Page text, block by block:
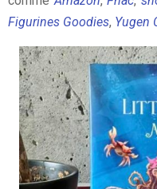
Figurines Goodies, Yugen